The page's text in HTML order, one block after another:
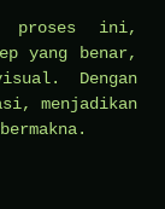
proses ini,
yang benar,
Dengan
menjadikan